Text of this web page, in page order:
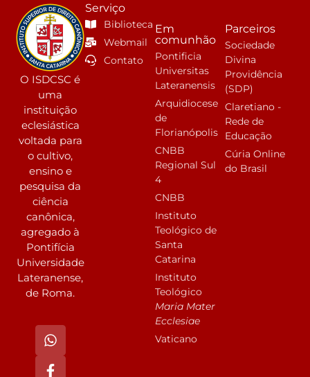
O ISDCSC é
uma
instituição
eclesiástica
voltada para
o cultivo,
ensino e
pesquisa da
ciência
canônica,
agregado à
Pontifícia
Universidade
Lateranense,
de Roma.
Serviço
Biblioteca
Webmail
Contato
Em
comunhão
Pontificia
Universitas
Lateranensis
Arquidiocese
de
Florianópolis
CNBB
Regional Sul
4
CNBB
Instituto
Teológico de
Santa
Catarina
Instituto
Teológico
Maria Mater
Ecclesiae
Vaticano
Parceiros
Sociedade
Divina
Providência
(SDP)
Claretiano -
Rede de
Educação
Cúria Online
do Brasil